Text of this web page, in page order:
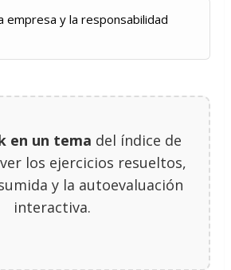
empresa y la responsabilidad
en un tema del índice de
los ejercicios resueltos,
y la autoevaluación
interactiva.